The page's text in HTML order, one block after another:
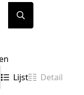
Lijst Detail